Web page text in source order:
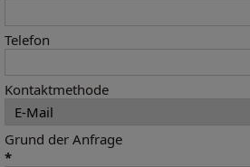
Telefon
Kontaktmethode
Grund der Anfrage
*